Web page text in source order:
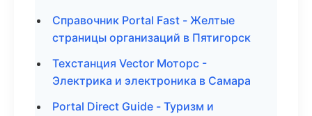
Справочник Portal Fast - Желтые
страницы организаций в Пятигорск
Техстанция Vector Моторс -
Электрика и электроника в Самара
Portal Direct Guide - Туризм и